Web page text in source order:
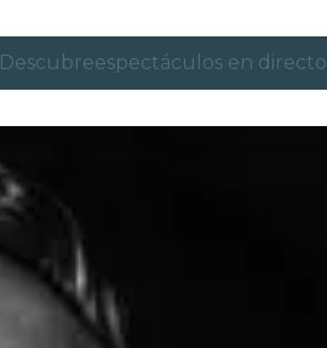
Descubreespectáculos en directo
São Paulo